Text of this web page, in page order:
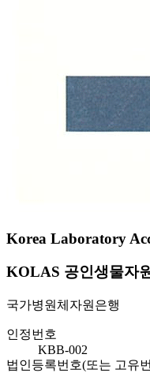
Korea Laboratory
KOLAS 공인생물자
국가병원체자원은행
인정번호
KBB-002
법인등록번호(또는 고유